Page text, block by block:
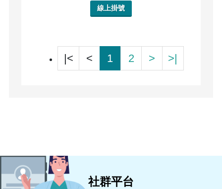
線上掛號
|< < 1 2 > >|
社群平台